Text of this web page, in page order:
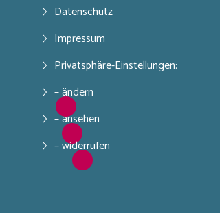
Datenschutz
Impressum
Privatsphäre-Einstellungen:
– ändern
– ansehen
– widerrufen